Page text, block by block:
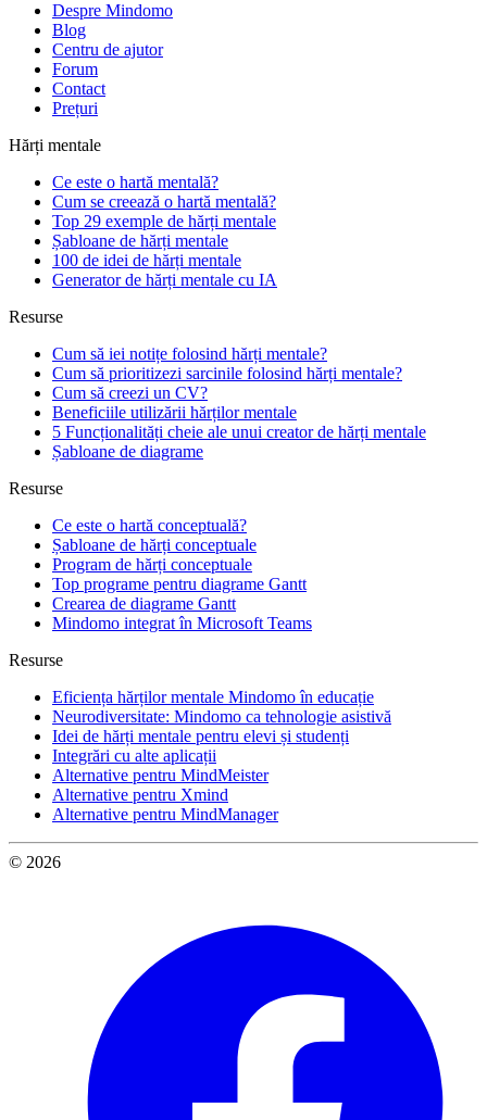
Despre Mindomo
Blog
Centru de ajutor
Forum
Contact
Prețuri
Hărți mentale
Ce este o hartă mentală?
Cum se creează o hartă mentală?
Top 29 exemple de hărți mentale
Șabloane de hărți mentale
100 de idei de hărți mentale
Generator de hărți mentale cu IA
Resurse
Cum să iei notițe folosind hărți mentale?
Cum să prioritizezi sarcinile folosind hărți mentale?
Cum să creezi un CV?
Beneficiile utilizării hărților mentale
5 Funcționalități cheie ale unui creator de hărți mentale
Șabloane de diagrame
Resurse
Ce este o hartă conceptuală?
Șabloane de hărți conceptuale
Program de hărți conceptuale
Top programe pentru diagrame Gantt
Crearea de diagrame Gantt
Mindomo integrat în Microsoft Teams
Resurse
Eficiența hărților mentale Mindomo în educație
Neurodiversitate: Mindomo ca tehnologie asistivă
Idei de hărți mentale pentru elevi și studenți
Integrări cu alte aplicații
Alternative pentru MindMeister
Alternative pentru Xmind
Alternative pentru MindManager
© 2026